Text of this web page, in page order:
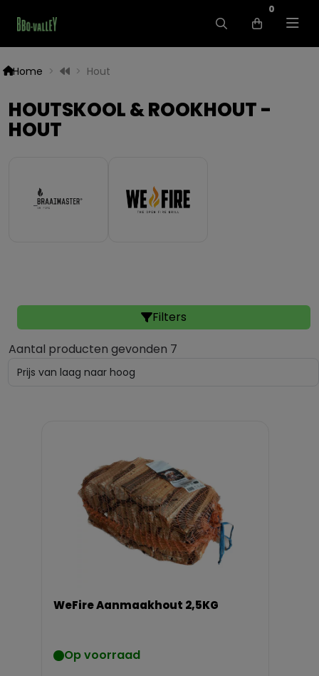
0
Home Hout
HOUTSKOOL & ROOKHOUT -
HOUT
Filters
Aantal producten gevonden 7
WeFire Aanmaakhout 2,5KG
Op voorraad